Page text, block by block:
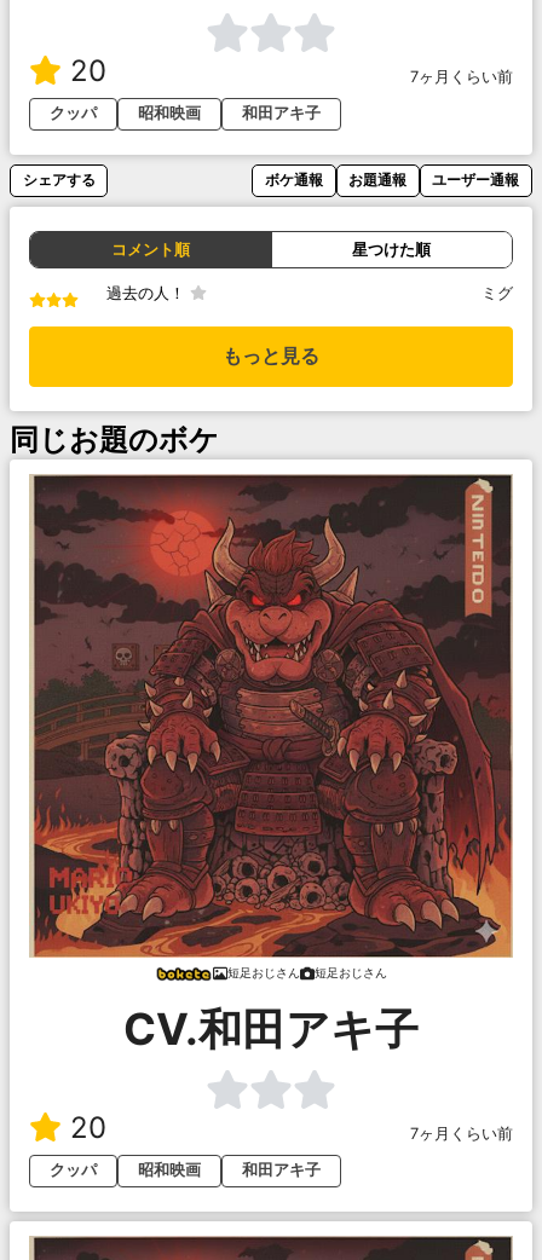
20
7ヶ月くらい前
クッパ
昭和映画 和田アキ子
シェアする ボケ通報 お題通報 ユーザー通報
コメント順 星つけた順
過去の人！ ミグ
もっと見る
同じお題のボケ
短足おじさん 短足おじさん
CV.和田アキ子
20
7ヶ月くらい前
クッパ
昭和映画 和田アキ子